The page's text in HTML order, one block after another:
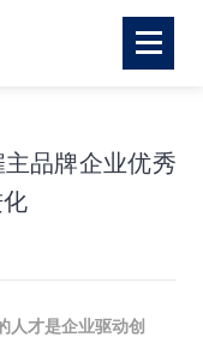
主品牌企业优秀
人才是企业驱动创